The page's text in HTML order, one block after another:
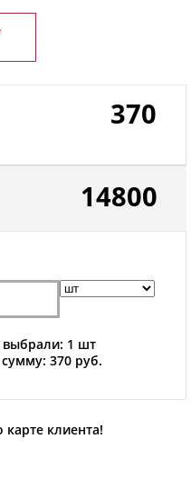
370
14800
1 шт
370 руб.
клиента!